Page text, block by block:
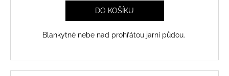
DO KOŠÍKU
Blankytné nebe nad prohřátou jarní půdou.